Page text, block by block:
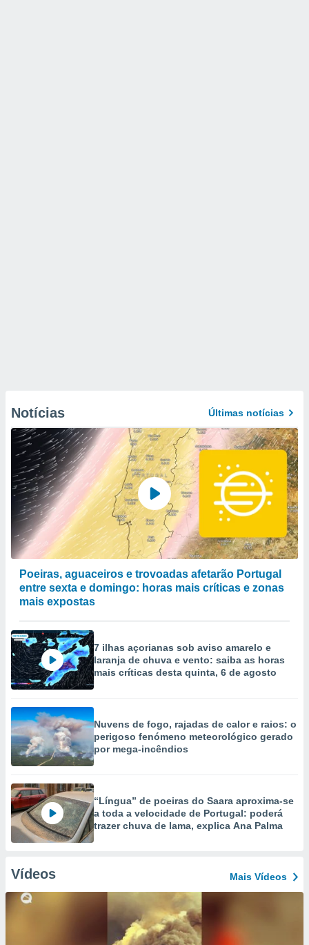
Notícias Últimas notícias
Poeiras, aguaceiros e trovoadas afetarão Portugal
entre sexta e domingo: horas mais críticas e zonas
mais expostas
7 ilhas açorianas sob aviso amarelo e
laranja de chuva e vento: saiba as horas
mais críticas desta quinta, 6 de agosto
Nuvens de fogo, rajadas de calor e raios: o
perigoso fenómeno meteorológico gerado
por mega-incêndios
“Língua” de poeiras do Saara aproxima-se
a toda a velocidade de Portugal: poderá
trazer chuva de lama, explica Ana Palma
Vídeos Mais Vídeos